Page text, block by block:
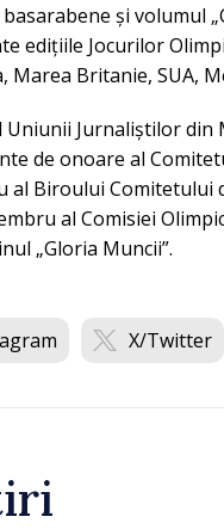
și volumul
edițiile Jocurilor
Britanie, SUA,
Uniunii Jurnaliștilor
de onoare al
al Biroului Comitetului
al Comisiei
„Gloria Muncii”.
X/Twitter